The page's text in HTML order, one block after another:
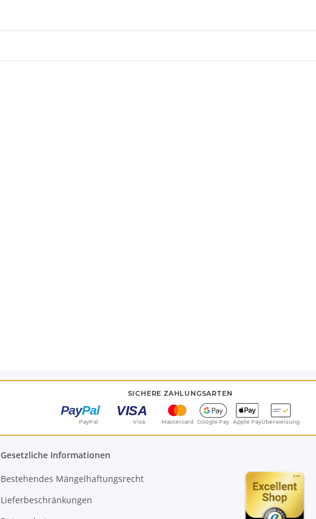
SICHERE ZAHLUNGSARTEN
PayPal Visa Mastercard Google Pay Apple PayÜberweisung
Gesetzliche Informationen
Bestehendes Mängelhaftungsrecht
Lieferbeschränkungen